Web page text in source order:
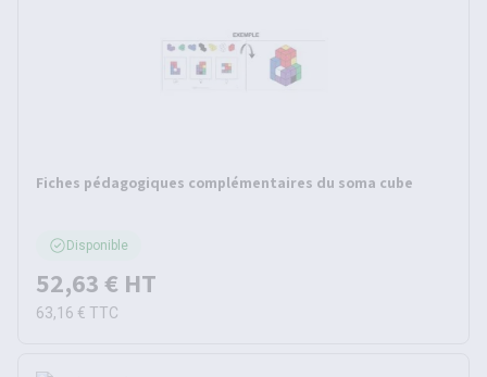
Fiches pédagogiques complémentaires du soma cube
Disponible
52,63 € HT
63,16 € TTC